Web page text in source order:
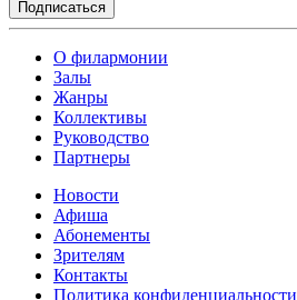
О филармонии
Залы
Жанры
Коллективы
Руководство
Партнеры
Новости
Афиша
Абонементы
Зрителям
Контакты
Политика конфиденциальности